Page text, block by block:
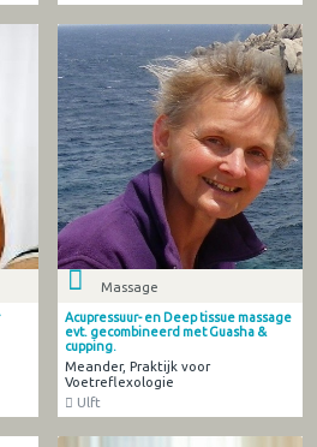
Massage
Acupressuur- en Deep tissue massage
evt. gecombineerd met Guasha &
cupping.
Meander, Praktijk voor
Voetreflexologie
Ulft